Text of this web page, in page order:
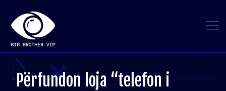
Përfundon loja “telefon i